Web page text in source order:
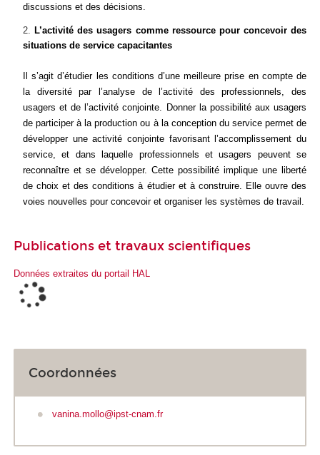
discussions et des décisions.
L’activité des usagers comme ressource pour concevoir des
situations de service capacitantes
Il s’agit d’étudier les conditions d’une meilleure prise en compte de
la diversité par l’analyse de l’activité des professionnels, des
usagers et de l’activité conjointe. Donner la possibilité aux usagers
de participer à la production ou à la conception du service permet de
développer une activité conjointe favorisant l’accomplissement du
service, et dans laquelle professionnels et usagers peuvent se
reconnaître et se développer. Cette possibilité implique une liberté
de choix et des conditions à étudier et à construire. Elle ouvre des
voies nouvelles pour concevoir et organiser les systèmes de travail.
Publications et travaux scientifiques
Données extraites du portail HAL
Coordonnées
vanina.mollo@ipst-cnam.fr